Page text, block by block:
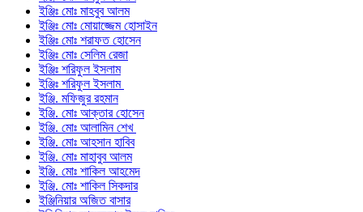
ইঞ্জিঃ মোঃ মাহবুব আলম
ইঞ্জিঃ মোঃ মোয়াজ্জেম হোসাইন
ইঞ্জিঃ মোঃ শরাফত হোসেন
ইঞ্জিঃ মোঃ সেলিম রেজা
ইঞ্জিঃ শরিফুল ইসলাম
ইঞ্জিঃ শরিফুল ইসলাম
ইঞ্জি. মফিজুর রহমান
ইঞ্জি. মোঃ আক্তার হোসেন
ইঞ্জি. মোঃ আলামিন শেখ
ইঞ্জি. মোঃ আহসান হাবিব
ইঞ্জি. মোঃ মাহাবুব আলম
ইঞ্জি. মোঃ শাকিল আহমেদ
ইঞ্জি. মোঃ শাকিল সিকদার
ইঞ্জিনিয়ার অজিত বাসার